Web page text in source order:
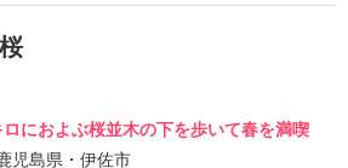
におよぶ桜並木の下を歩いて春を満喫
児島県・伊佐市